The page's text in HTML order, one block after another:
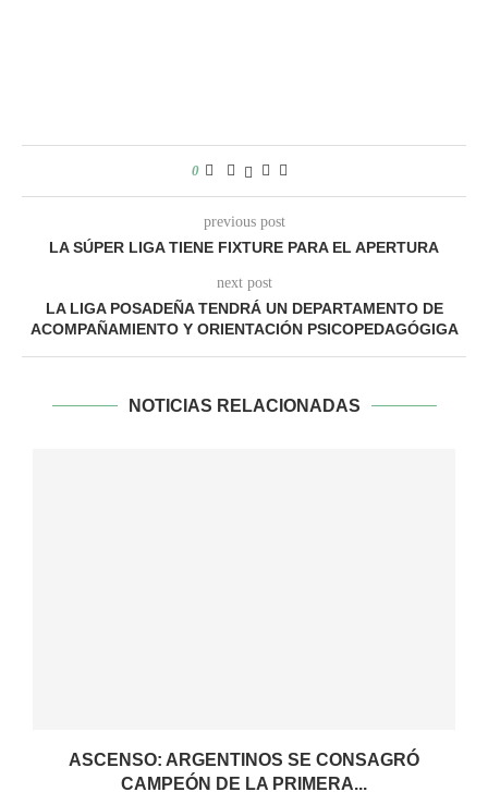
0
previous post
LA SÚPER LIGA TIENE FIXTURE PARA EL APERTURA
next post
LA LIGA POSADEÑA TENDRÁ UN DEPARTAMENTO DE
ACOMPAÑAMIENTO Y ORIENTACIÓN PSICOPEDAGÓGIGA
NOTICIAS RELACIONADAS
ASCENSO: ARGENTINOS SE CONSAGRÓ
CAMPEÓN DE LA PRIMERA...